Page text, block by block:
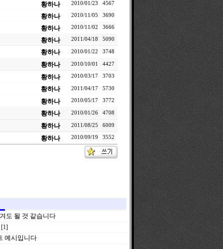
황하나 2010/01/23 4567
황하나 2010/11/05 3690
황하나 2010/11/02 3666
황하나 2011/04/18 5090
황하나 2010/01/22 3748
황하나 2010/10/01 4427
황하나 2010/03/17 3703
황하나 2011/04/17 5730
황하나 2010/05/17 3772
황하나 2010/01/26 4708
황하나 2011/08/25 6009
황하나 2010/09/19 3552
도 될 것 같습니다
예시입니다